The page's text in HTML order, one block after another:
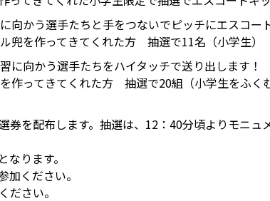
向かう選手たちと手をつないでピッチにエスコー
兜を作ってきてくれた方 抽選で11名（小学生）
に向かう選手たちをハイタッチで送り出します！
作ってきてくれた方 抽選で20組（小学生をふくむ
を配布します。抽選は、12：40分頃よりモニュ
ります。
加ください。
ださい。